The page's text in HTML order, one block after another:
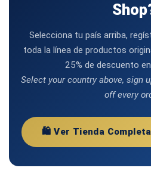
Selecciona tu país arriba,
toda la línea de productos
25% de descuento
Select your country above, sign
off every
🛍️ Ver Tienda